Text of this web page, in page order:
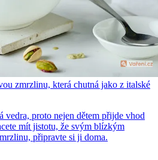
zmrzlinu, která chutná jako z italské
vedra, proto nejen dětem přijde vhod
mít jistotu, že svým blízkým
připravte si ji doma.